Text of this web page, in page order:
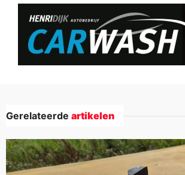
Gerelateerde artikelen